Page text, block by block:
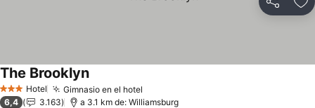
Compartir
3 Estrellas
Hotel Gimnasio en el hotel
The Brooklyn
6,4 3.163 a 3.1 km de: Williamsburg